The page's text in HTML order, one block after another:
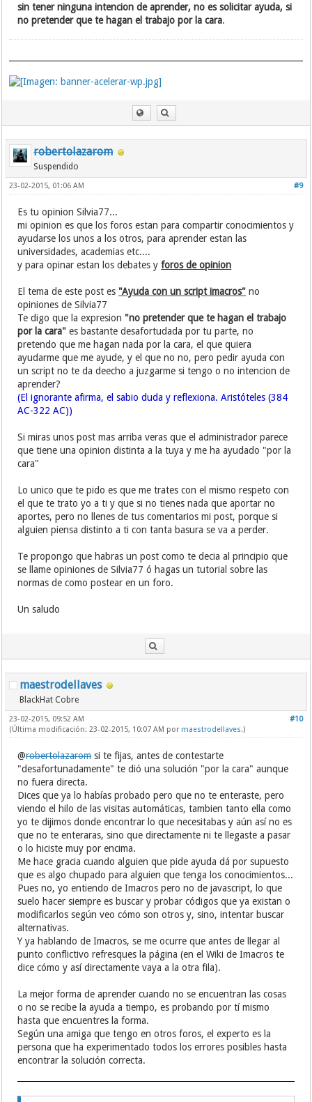
sin tener ninguna intencion de aprender, no es solicitar ayuda, si
no pretender que te hagan el trabajo por la cara.
robertolazarom
Suspendido
#9
23-02-2015, 01:06 AM
Es tu opinion Silvia77...
mi opinion es que los foros estan para compartir conocimientos y
ayudarse los unos a los otros, para aprender estan las
universidades, academias etc....
y para opinar estan los debates yforos de opinion
El tema de este post es "Ayuda con un script imacros" no
opiniones de Silvia77
Te digo que la expresion "no pretender que te hagan el trabajo
por la cara" es bastante desafortudada por tu parte, no
pretendo que me hagan nada por la cara, el que quiera
ayudarme que me ayude, y el que no no, pero pedir ayuda con
un script no te da deecho a juzgarme si tengo o no intencion de
aprender?
(El ignorante afirma, el sabio duda y reflexiona. Aristóteles (384
AC-322 AC))
Si miras unos post mas arriba veras que el administrador parece
que tiene una opinion distinta a la tuya y me ha ayudado "por la
cara"
Lo unico que te pido es que me trates con el mismo respeto con
el que te trato yo a ti y que si no tienes nada que aportar no
aportes, pero no llenes de tus comentarios mi post, porque si
alguien piensa distinto a ti con tanta basura se va a perder.
Te propongo que habras un post como te decia al principio que
se llame opiniones de Silvia77 ó hagas un tutorial sobre las
normas de como postear en un foro.
Un saludo
maestrodellaves
BlackHat Cobre
#10
23-02-2015, 09:52 AM
(Última modificación: 23-02-2015, 10:07 AM por maestrodellaves.)
@robertolazaromsi te fijas, antes de contestarte
"desafortunadamente" te dió una solución "por la cara" aunque
no fuera directa.
Dices que ya lo habías probado pero que no te enteraste, pero
viendo el hilo de las visitas automáticas, tambien tanto ella como
yo te dijimos donde encontrar lo que necesitabas y aún así no es
que no te enteraras, sino que directamente ni te llegaste a pasar
o lo hiciste muy por encima.
Me hace gracia cuando alguien que pide ayuda dá por supuesto
que es algo chupado para alguien que tenga los conocimientos...
Pues no, yo entiendo de Imacros pero no de javascript, lo que
suelo hacer siempre es buscar y probar códigos que ya existan o
modificarlos según veo cómo son otros y, sino, intentar buscar
alternativas.
Y ya hablando de Imacros, se me ocurre que antes de llegar al
punto conflictivo refresques la página (en el Wiki de Imacros te
dice cómo y así directamente vaya a la otra fila).
La mejor forma de aprender cuando no se encuentran las cosas
o no se recibe la ayuda a tiempo, es probando por tí mismo
hasta que encuentres la forma.
Según una amiga que tengo en otros foros, el experto es la
persona que ha experimentado todos los errores posibles hasta
encontrar la solución correcta.